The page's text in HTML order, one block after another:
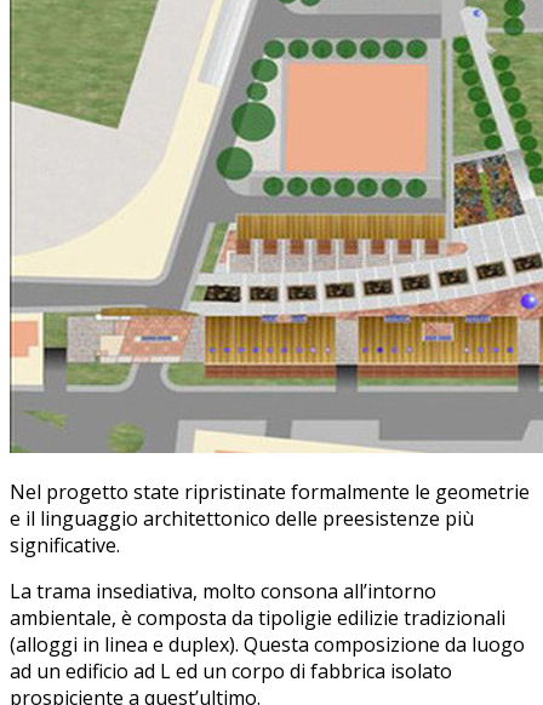
Nel progetto state ripristinate formalmente le geometrie
e il linguaggio architettonico delle preesistenze più
significative.
La trama insediativa, molto consona all’intorno
ambientale, è composta da tipoligie edilizie tradizionali
(alloggi in linea e duplex). Questa composizione da luogo
ad un edificio ad L ed un corpo di fabbrica isolato
prospiciente a quest’ultimo.